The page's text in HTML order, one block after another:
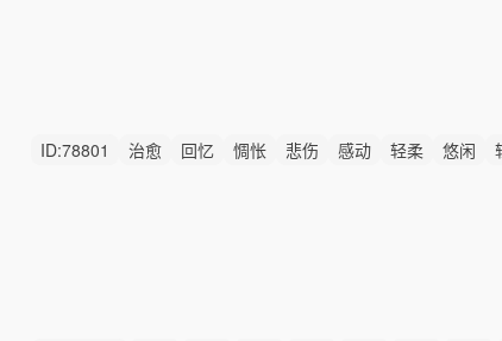
ID:78801 治愈 回忆 惆怅 悲伤 感动 轻柔 悠闲